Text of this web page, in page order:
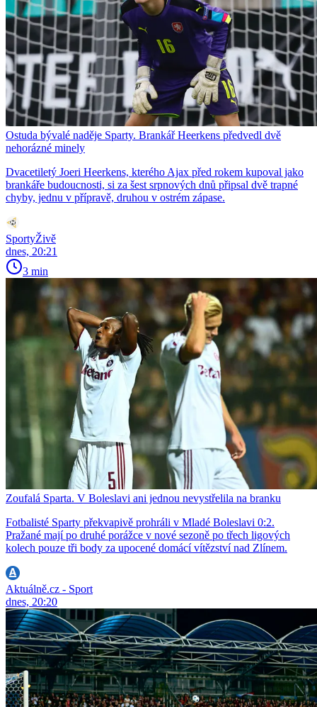
Ostuda bývalé naděje Sparty. Brankář Heerkens předvedl dvě
nehorázné minely
Dvacetiletý Joeri Heerkens, kterého Ajax před rokem kupoval jako
brankáře budoucnosti, si za šest srpnových dnů připsal dvě trapné
chyby, jednu v přípravě, druhou v ostrém zápase.
SportyŽivě
dnes, 20:21
3 min
Zoufalá Sparta. V Boleslavi ani jednou nevystřelila na branku
Fotbalisté Sparty překvapivě prohráli v Mladé Boleslavi 0:2.
Pražané mají po druhé porážce v nové sezoně po třech ligových
kolech pouze tři body za upocené domácí vítězství nad Zlínem.
Aktuálně.cz - Sport
dnes, 20:20